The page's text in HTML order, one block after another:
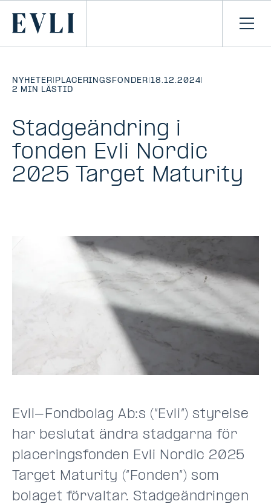
Primary
NYHETER| PLACERINGSFONDER|18.12.2024|
2 MIN LÄSTID
Stadgeändring i
fonden Evli Nordic
2025 Target Maturity
Evli-Fondbolag Ab:s (”Evli”) styrelse
har beslutat ändra stadgarna för
placeringsfonden Evli Nordic 2025
Target Maturity (”Fonden”) som
bolaget förvaltar. Stadgeändringen